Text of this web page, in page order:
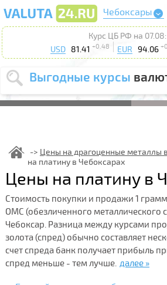
Чебоксары
Курс ЦБ РФ на 07.08:
USD 81.41 +0.48 EUR 94.06
Выгодные курсы
Выберите
USD
курс от
Выберите
действие:
Поиск
Цены на драгоценные металлы
на платину в Чебоксарах
Цены на платину в
Стоимость покупки и продажи 1
ОМС (обезличенного металлического
Чебоксар. Разница между курсами
золота (спред) обычно составляет
счет спреда банк получает прибыль
спред меньше - тем лучше. далее »